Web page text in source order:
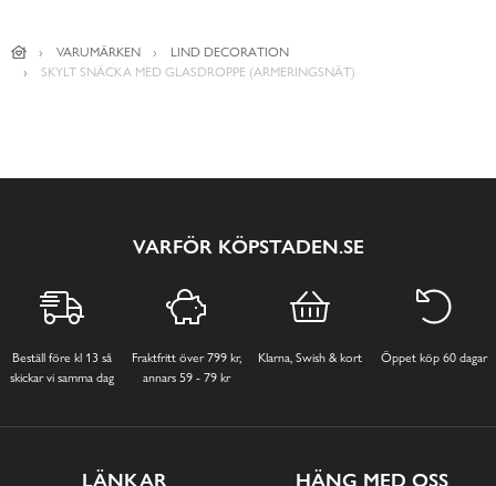
VARUMÄRKEN
LIND DECORATION
SKYLT SNÄCKA MED GLASDROPPE (ARMERINGSNÄT)
VARFÖR KÖPSTADEN.SE
Beställ före kl 13 så
skickar vi samma dag
Fraktfritt över 799 kr,
annars 59 - 79 kr
Klarna, Swish & kort Öppet köp 60 dagar
LÄNKAR HÄNG MED OSS